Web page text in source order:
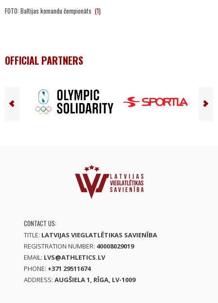
FOTO: Baltijas komandu čempionāts (1)
OFFICIAL PARTNERS
CONTACT US:
TITLE: LATVIJAS VIEGLATLĒTIKAS SAVIENĪBA
REGISTRATION NUMBER: 40008029019
EMAIL: LVS@ATHLETICS.LV
PHONE: +371 29511674
ADDRESS: AUGŠIELA 1, RĪGA, LV-1009